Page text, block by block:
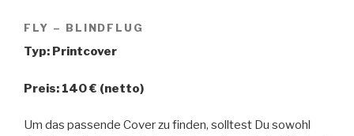
FLY – BLINDFLUG
Typ: Printcover
Preis: 140 € (netto)
Um das passende Cover zu finden, solltest Du sowohl